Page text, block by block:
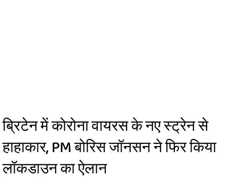
ब्रिटेन में कोरोना वायरस के नए स्ट्रेन से
हाहाकार, PM बोरिस जॉनसन ने फिर किया
लॉकडाउन का ऐलान